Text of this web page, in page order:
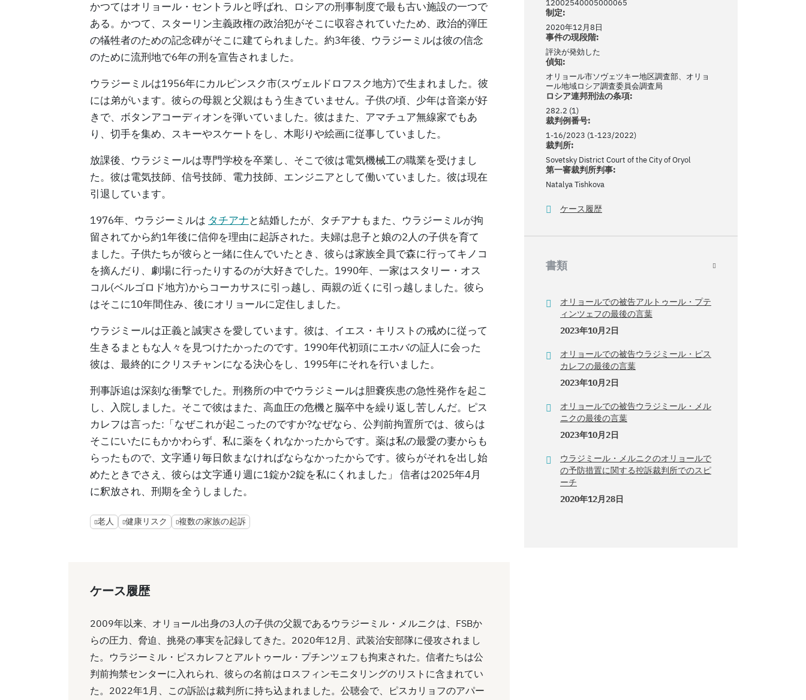
かつてはオリョール・セントラルと呼ばれ、ロシアの刑事制度で最も古い施設の一つで
ある。かつて、スターリン主義政権の政治犯がそこに収容されていたため、政治的弾圧
の犠牲者のための記念碑がそこに建てられました。約3年後、ウラジーミルは彼の信念
のために流刑地で6年の刑を宣告されました。
ウラジーミルは1956年にカルピンスク市(スヴェルドロフスク地方)で生まれました。彼
には弟がいます。彼らの母親と父親はもう生きていません。子供の頃、少年は音楽が好
きで、ボタンアコーディオンを弾いていました。彼はまた、アマチュア無線家でもあ
り、切手を集め、スキーやスケートをし、木彫りや絵画に従事していました。
放課後、ウラジミールは専門学校を卒業し、そこで彼は電気機械工の職業を受けまし
た。彼は電気技師、信号技師、電力技師、エンジニアとして働いていました。彼は現在
引退しています。
1976年、ウラジーミルは タチアナと結婚したが、タチアナもまた、ウラジーミルが拘
留されてから約1年後に信仰を理由に起訴された。夫婦は息子と娘の2人の子供を育て
ました。子供たちが彼らと一緒に住んでいたとき、彼らは家族全員で森に行ってキノコ
を摘んだり、劇場に行ったりするのが大好きでした。1990年、一家はスタリー・オス
コル(ベルゴロド地方)からコーカサスに引っ越し、両親の近くに引っ越しました。彼ら
はそこに10年間住み、後にオリョールに定住しました。
ウラジミールは正義と誠実さを愛しています。彼は、イエス・キリストの戒めに従って
生きるまともな人々を見つけたかったのです。1990年代初頭にエホバの証人に会った
彼は、最終的にクリスチャンになる決心をし、1995年にそれを行いました。
刑事訴追は深刻な衝撃でした。刑務所の中でウラジミールは胆嚢疾患の急性発作を起こ
し、入院しました。そこで彼はまた、高血圧の危機と脳卒中を繰り返し苦しんだ。ピス
カレフは言った:「なぜこれが起こったのですか?なぜなら、公判前拘置所では、彼らは
そこにいたにもかかわらず、私に薬をくれなかったからです。薬は私の最愛の妻からも
らったもので、文字通り毎日飲まなければならなかったからです。彼らがそれを出し始
めたときでさえ、彼らは文字通り週に1錠か2錠を私にくれました」 信者は2025年4月
に釈放され、刑期を全うしました。
老人 健康リスク 複数の家族の起訴
ケース履歴
2009年以来、オリョール出身の3人の子供の父親であるウラジーミル・メルニクは、FSBか
らの圧力、脅迫、挑発の事実を記録してきた。2020年12月、武装治安部隊に侵攻されまし
た。ウラジーミル・ピスカレフとアルトゥール・プチンツェフも拘束された。信者たちは公
判前拘禁センターに入れられ、彼らの名前はロスフィンモニタリングのリストに含まれてい
た。2022年1月、この訴訟は裁判所に持ち込まれました。公聴会で、ピスカリョフのアパー
12002540005000065
制定:
2020年12月8日
事件の現段階:
評決が発効した
偵知:
オリョール市ソヴェツキー地区調査部、オリョ
ール地域ロシア調査委員会調査局
ロシア連邦刑法の条項:
282.2 (1)
裁判例番号:
1-16/2023 (1-123/2022)
裁判所:
Sovetsky District Court of the City of Oryol
第一審裁判所判事:
Natalya Tishkova
ケース履歴
書類
オリョールでの被告アルトゥール・プテ
ィンツェフの最後の言葉
2023年10月2日
オリョールでの被告ウラジミール・ピス
カレフの最後の言葉
2023年10月2日
オリョールでの被告ウラジミール・メル
ニクの最後の言葉
2023年10月2日
ウラジミール・メルニクのオリョールで
の予防措置に関する控訴裁判所でのスピ
ーチ
2020年12月28日